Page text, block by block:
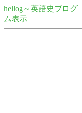
hellog～英語史ブログ
ム表示